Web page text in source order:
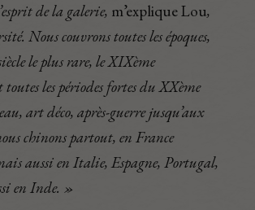
de la galerie, m’explique Lou,
Nous couvrons toutes les époques,
le plus rare, le XIXème
les périodes fortes du XXème
art déco, après-guerre jusqu’aux
chinons partout, en France
aussi en Italie, Espagne, Portugal,
en Inde. »